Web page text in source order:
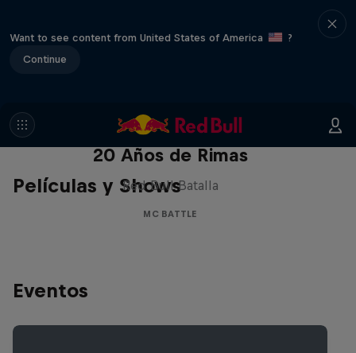
Want to see content from United States of America
?
Continue
Películas y Shows
Red Bull Batalla Nueva Historia:
20 Años de Rimas
Red Bull Batalla
MC BATTLE
Eventos